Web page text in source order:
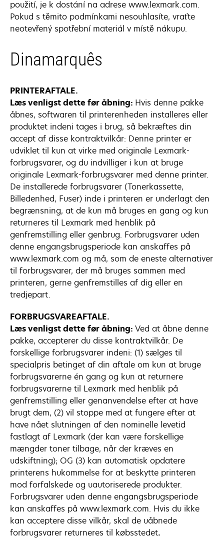
použití, je k dostání na adrese www.lexmark.com.
Pokud s těmito podmínkami nesouhlasíte, vraťte
neotevřený spotřební materiál v místě nákupu.
Dinamarquês
PRINTERAFTALE.
Læs venligst dette før åbning: Hvis denne pakke
åbnes, softwaren til printerenheden installeres eller
produktet indeni tages i brug, så bekræftes din
accept af disse kontraktvilkår: Denne printer er
udviklet til kun at virke med originale Lexmark-
forbrugsvarer, og du indvilliger i kun at bruge
originale Lexmark-forbrugsvarer med denne printer.
De installerede forbrugsvarer (Tonerkassette,
Billedenhed, Fuser) inde i printeren er underlagt den
begrænsning, at de kun må bruges en gang og kun
returneres til Lexmark med henblik på
genfremstilling eller genbrug. Forbrugsvarer uden
denne engangsbrugsperiode kan anskaffes på
www.lexmark.com og må, som de eneste alternativer
til forbrugsvarer, der må bruges sammen med
printeren, gerne genfremstilles af dig eller en
tredjepart.
FORBRUGSVAREAFTALE.
Læs venligst dette før åbning: Ved at åbne denne
pakke, accepterer du disse kontraktvilkår. De
forskellige forbrugsvarer indeni: (1) sælges til
specialpris betinget af din aftale om kun at bruge
forbrugsvarerne én gang og kun at returnere
forbrugsvarerne til Lexmark med henblik på
genfremstilling eller genanvendelse efter at have
brugt dem, (2) vil stoppe med at fungere efter at
have nået slutningen af den nominelle levetid
fastlagt af Lexmark (der kan være forskellige
mængder toner tilbage, når der kræves en
udskiftning); OG (3) kan automatisk opdatere
printerens hukommelse for at beskytte printeren
mod forfalskede og uautoriserede produkter.
Forbrugsvarer uden denne engangsbrugsperiode
kan anskaffes på www.lexmark.com. Hvis du ikke
kan acceptere disse vilkår, skal de uåbnede
forbrugsvarer returneres til købsstedet.